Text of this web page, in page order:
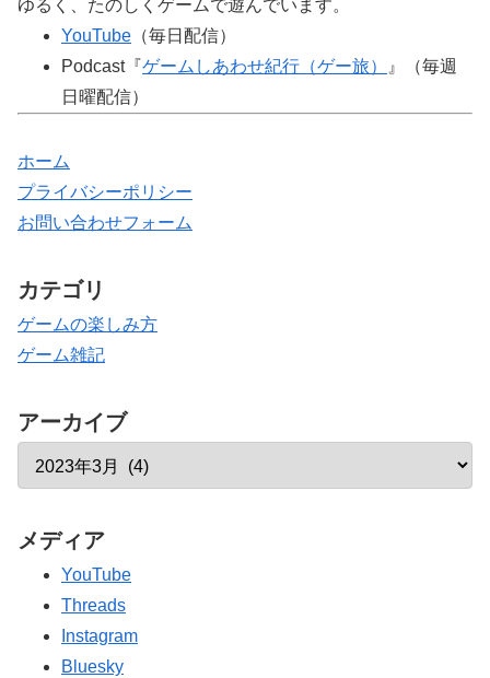
ゆるく、たのしくゲームで遊んでいます。
YouTube （毎日配信）
Podcast『ゲームしあわせ紀行（ゲー旅）
』（毎週
日曜配信）
ホーム
プライバシーポリシー
お問い合わせフォーム
カテゴリ
ゲームの楽しみ方
ゲーム雑記
アーカイブ
メディア
YouTube
Threads
Instagram
Bluesky